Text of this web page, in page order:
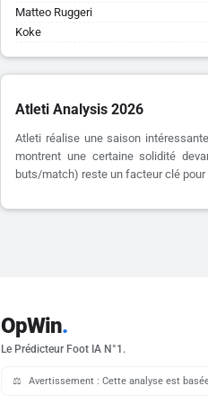
Matteo Ruggeri
Koke
Atleti Analysis 2026
Atleti réalise une saison
montrent une certaine solidité
buts/match) reste un facteur clé
OpWin.
Le Prédicteur Foot IA N°1.
⚖️ Avertissement : Cette analyse est